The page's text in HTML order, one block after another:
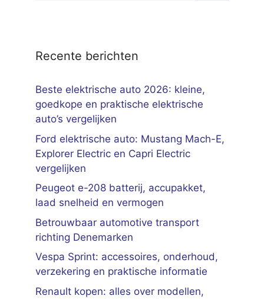
Recente berichten
Beste elektrische auto 2026: kleine,
goedkope en praktische elektrische
auto’s vergelijken
Ford elektrische auto: Mustang Mach-E,
Explorer Electric en Capri Electric
vergelijken
Peugeot e-208 batterij, accupakket,
laad snelheid en vermogen
Betrouwbaar automotive transport
richting Denemarken
Vespa Sprint: accessoires, onderhoud,
verzekering en praktische informatie
Renault kopen: alles over modellen,